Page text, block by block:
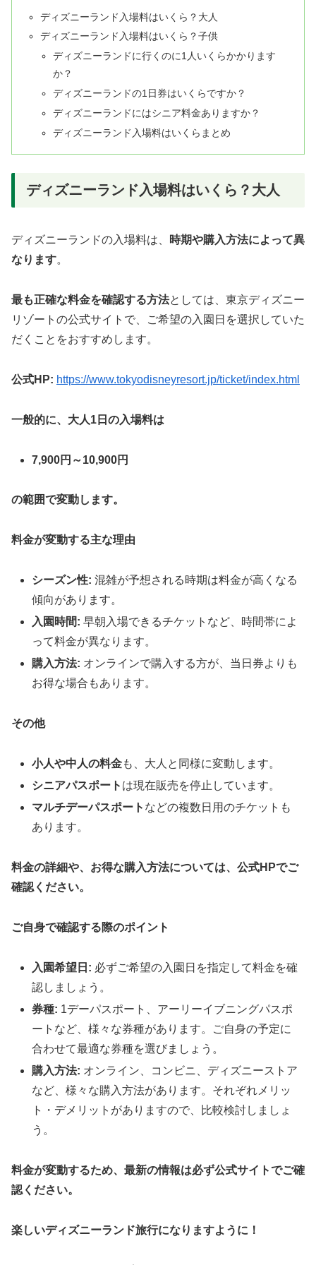
ディズニーランド入場料はいくら？大人
ディズニーランド入場料はいくら？子供
ディズニーランドに行くのに1人いくらかかります
か？
ディズニーランドの1日券はいくらですか？
ディズニーランドにはシニア料金ありますか？
ディズニーランド入場料はいくらまとめ
ディズニーランド入場料はいくら？大人
ディズニーランドの入場料は、 時期や購入方法によって異
なります。
最も正確な料金を確認する方法としては、東京ディズニー
リゾートの公式サイトで、ご希望の入園日を選択していた
だくことをおすすめします。
公式HP: https://www.tokyodisneyresort.jp/ticket/index.html
一般的に、大人1日の入場料は
7,900円～10,900円
の範囲で変動します。
料金が変動する主な理由
シーズン性: 混雑が予想される時期は料金が高くなる
傾向があります。
入園時間: 早朝入場できるチケットなど、時間帯によ
って料金が異なります。
購入方法: オンラインで購入する方が、当日券よりも
お得な場合もあります。
その他
小人や中人の料金も、大人と同様に変動します。
シニアパスポート は現在販売を停止しています。
マルチデーパスポート などの複数日用のチケットも
あります。
料金の詳細や、お得な購入方法については、公式HPでご
確認ください。
ご自身で確認する際のポイント
入園希望日: 必ずご希望の入園日を指定して料金を確
認しましょう。
券種: 1デーパスポート、アーリーイブニングパスポ
ートなど、様々な券種があります。ご自身の予定に
合わせて最適な券種を選びましょう。
購入方法: オンライン、コンビニ、ディズニーストア
など、様々な購入方法があります。それぞれメリッ
ト・デメリットがありますので、比較検討しましょ
う。
料金が変動するため、最新の情報は必ず公式サイトでご確
認ください。
楽しいディズニーランド旅行になりますように！